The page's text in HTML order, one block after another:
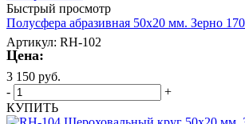
Быстрый просмотр
Полусфера абразивная 50х20 мм. Зерно
Артикул: RH-102
Цена:
3 150 руб.
-
+
КУПИТЬ